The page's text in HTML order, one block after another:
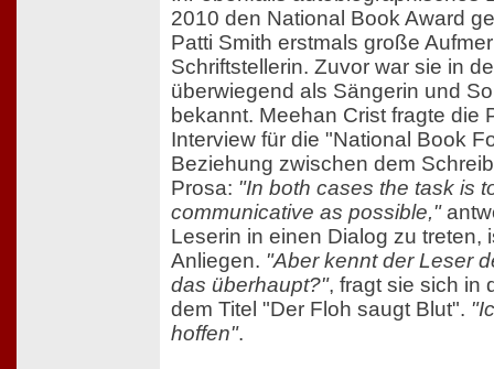
2010 den National Book Award
Patti Smith erstmals große
Schriftstellerin. Zuvor war sie in
überwiegend als Sängerin und
bekannt. Meehan Crist fragte die
Interview für die "National Book
Beziehung zwischen dem
Prosa: "In both cases the task is
communicative as possible,"
Leserin in einen Dialog zu treten,
Anliegen. "Aber kennt der Leser
das überhaupt?", fragt sie sich in
dem Titel "Der Floh saugt Blut".
hoffen".